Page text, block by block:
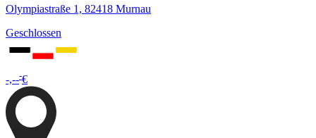
Olympiastraße 1, 82418 Murnau
Geschlossen
-,---€